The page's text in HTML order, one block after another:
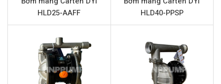
Vật liệu màng bơm
Santoprene
Vật liệu đế bi
Santoprene
Kích thước chất rắn qua bơm tối đa
6~8 mm
HLD25-AAFF
HLD40-PPSP